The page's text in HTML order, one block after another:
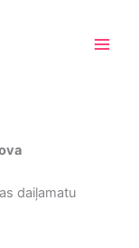
daiļamatu